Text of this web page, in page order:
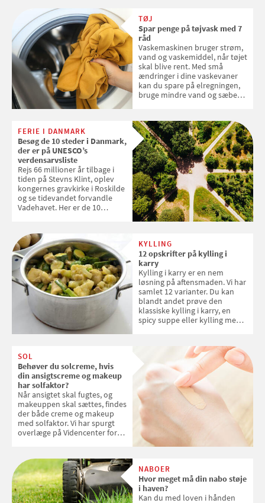
TØJ
Spar penge på tøjvask med 7
råd
Vaskemaskinen bruger strøm,
vand og vaskemiddel, når tøjet
skal blive rent. Med små
ændringer i dine vaskevaner
kan du spare på elregningen,
bruge mindre vand og sæbe
enkle råd til at spare penge på
tøjvasken
FERIE I DANMARK
Besøg de 10 steder i Danmark,
der er på UNESCO’s
verdensarvsliste
Rejs 66 millioner år tilbage i
tiden på Stevns Klint, oplev
kongernes gravkirke i Roskilde
og se tidevandet forvandle
Vadehavet. Her er de 10
KYLLING
12 opskrifter på kylling i
karry
Kylling i karry er en nem
løsning på aftensmaden. Vi har
samlet 12 varianter. Du kan
blandt andet prøve den
klassiske kylling i karry, en
spicy suppe eller kylling med
SOL
Behøver du solcreme, hvis
din ansigtscreme og makeup
har solfaktor?
Når ansigtet skal fugtes, og
makeuppen skal sættes, findes
der både creme og makeup
med solfaktor. Vi har spurgt
overlæge på Videncenter for
med SPF kan erstatte
solcreme, når man bevæger
sig ud i solen
NABOER
Hvor meget må din nabo støje
i haven?
Kan du med loven i hånden